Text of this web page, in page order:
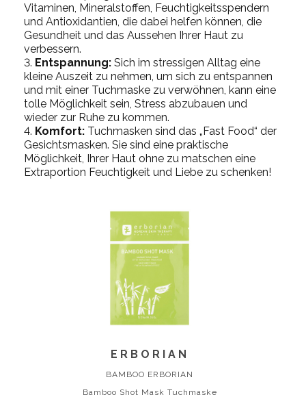
Vitaminen, Mineralstoffen, Feuchtigkeitsspendern
und Antioxidantien, die dabei helfen können, die
Gesundheit und das Aussehen Ihrer Haut zu
verbessern.
Entspannung: Sich im stressigen Alltag eine
kleine Auszeit zu nehmen, um sich zu entspannen
und mit einer Tuchmaske zu verwöhnen, kann eine
tolle Möglichkeit sein, Stress abzubauen und
wieder zur Ruhe zu kommen.
Komfort: Tuchmasken sind das „Fast Food“ der
Gesichtsmasken. Sie sind eine praktische
Möglichkeit, Ihrer Haut ohne zu matschen eine
Extraportion Feuchtigkeit und Liebe zu schenken!
ERBORIAN
BAMBOO ERBORIAN
Bamboo Shot Mask Tuchmaske